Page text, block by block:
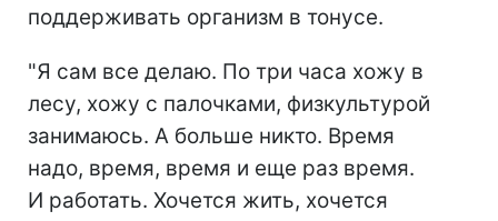
поддерживать организм в тонусе.
"Я сам все делаю. По три часа хожу в
лесу, хожу с палочками, физкультурой
занимаюсь. А больше никто. Время
надо, время, время и еще раз время.
И работать. Хочется жить, хочется